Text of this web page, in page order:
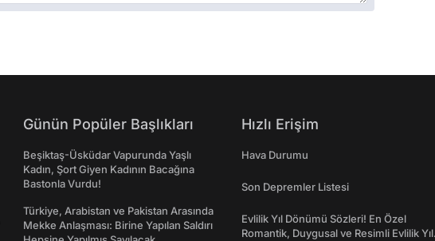
Günün Popüler Başlıkları
Beşiktaş-Üsküdar Vapurunda Yaşlı
Kadın, Şort Giyen Kadının Bacağına
Bastonla Vurdu!
Türkiye, Arabistan ve Pakistan Arasında
Mekke Anlaşması: Birine Yapılan Saldırı
Hızlı Erişim
Hava Durumu
Son Depremler Listesi
Evlilik Yıl Dönümü Sözleri! En Özel
Romantik, Duygusal ve Resimli Evlilik Yıl